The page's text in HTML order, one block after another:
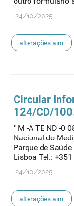
24/10/2025
alterações aim
Circular
124/CD/
" M -A TE ND -0
Nacional do
Parque de
Lisboa Tel.:
24/10/2025
alterações aim